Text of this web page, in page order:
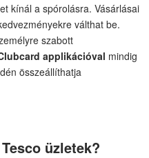
kínál a spórolásra. Vásárlásai
válthat be.
szabott
applikációval mindig
összeállíthatja
üzletek?